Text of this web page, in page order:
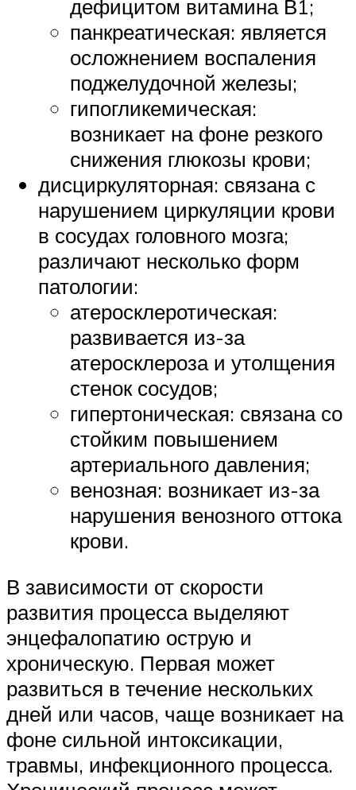
дефицитом витамина В1;
панкреатическая: является
осложнением воспаления
поджелудочной железы;
гипогликемическая:
возникает на фоне резкого
снижения глюкозы крови;
дисциркуляторная: связана с
нарушением циркуляции крови
в сосудах головного мозга;
различают несколько форм
патологии:
атеросклеротическая:
развивается из-за
атеросклероза и утолщения
стенок сосудов;
гипертоническая: связана со
стойким повышением
артериального давления;
венозная: возникает из-за
нарушения венозного оттока
крови.
В зависимости от скорости
развития процесса выделяют
энцефалопатию острую и
хроническую. Первая может
развиться в течение нескольких
дней или часов, чаще возникает на
фоне сильной интоксикации,
травмы, инфекционного процесса.